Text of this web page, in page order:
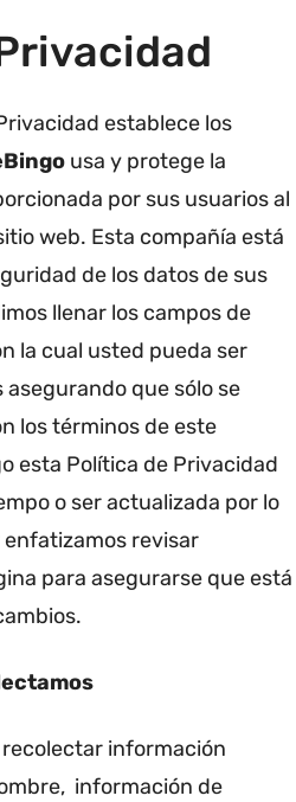
establece los
usa y protege la
por sus usuarios al
web. Esta compañía está
de los datos de sus
llenar los campos de
la cual usted pueda ser
que sólo se
los términos de este
esta Política de Privacidad
o ser actualizada por lo
revisar
para asegurarse que está
información
información de